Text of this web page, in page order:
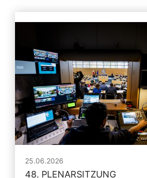
25.06.2026
48. PLENARSITZUNG